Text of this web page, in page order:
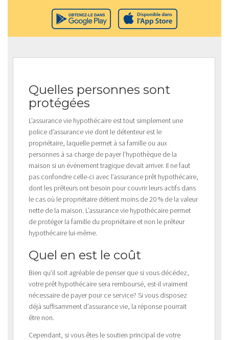
Quelles personnes sont
protégées
L’assurance vie hypothécaire est tout simplement une
police d’assurance vie dont le détenteur est le
propriétaire, laquelle permet à sa famille ou aux
personnes à sa charge de payer l’hypothèque de la
maison si un événement tragique devait arriver. Il ne faut
pas confondre celle-ci avec l’assurance prêt hypothécaire,
dont les prêteurs ont besoin pour couvrir leurs actifs dans
le cas où le propriétaire détient moins de 20 % de la valeur
nette de la maison. L’assurance vie hypothécaire permet
de protéger la famille du propriétaire et non le prêteur
hypothécaire lui-même.
Quel en est le coût
Bien qu’il soit agréable de penser que si vous décédez,
votre prêt hypothécaire sera remboursé, est-il vraiment
nécessaire de payer pour ce service? Si vous disposez
déjà suffisamment d’assurance vie, la réponse pourrait
être non.
Cependant, si vous êtes le soutien principal de votre